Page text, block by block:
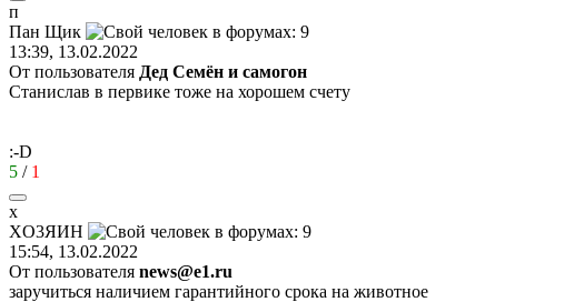
п
Пан Щик
13:39, 13.02.2022
От пользователя Дед Семён и самогон
Станислав в первике тоже на хорошем счету
:-D
5 / 1
x
XО3ЯИH
15:54, 13.02.2022
От пользователя news@e1.ru
заручиться наличием гарантийного срока на животное